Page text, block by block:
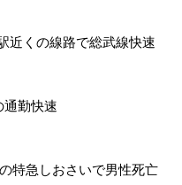
くの線路で総武線快速
勤快速
急しおさいで男性死亡